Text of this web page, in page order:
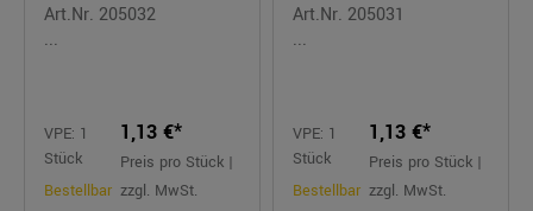
Art.Nr. 205032
...
VPE: 1
Stück
Bestellbar
1,13 €*
Preis pro Stück |
zzgl. MwSt.
Art.Nr. 205031
...
VPE: 1
Stück
Bestellbar
1,13 €*
Preis pro Stück |
zzgl. MwSt.